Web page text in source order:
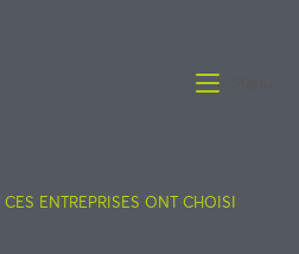
CES ENTREPRISES ONT CHOISI